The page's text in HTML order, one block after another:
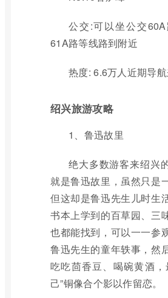
公交:可以坐公交60A
61A路等线路到附近
热度: 6.6万人近期导
绍兴旅游攻略
1、鲁迅故里
绝大多数游客来绍兴
就是鲁迅故里，虽然只是
但这却是鲁迅先生儿时生
书本上学到的百草园、三
也都能找到，可以一一参
鲁迅先生的童年轶事，然
吃吃茴香豆、喝碗黄酒，
己”铜像合个影以作留恋。